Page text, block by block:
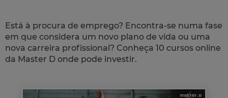
Está à procura de emprego? Encontra-se numa fase
em que considera um novo plano de vida ou uma
nova carreira profissional? Conheça 10 cursos online
da Master D onde pode investir.